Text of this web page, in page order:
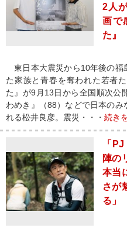
2人
画で
た』
東日本大震災から10年後の福
た家族と青春を奪われた若者
た』が9月13日から全国順次公
わめき』（88）などで日本のみ
れる松井良彦。震災・・・ 続き
「
陣の
本当
さが
る」